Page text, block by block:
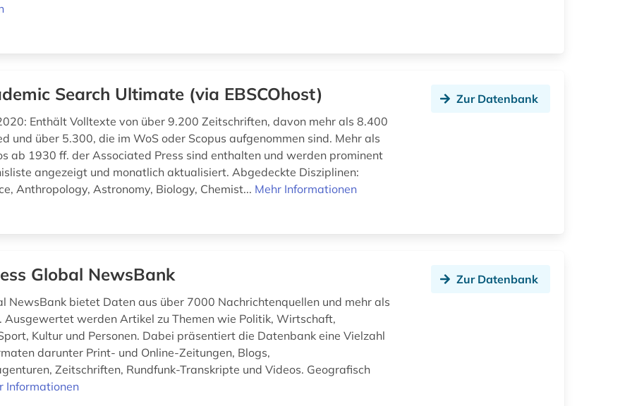
Search Ultimate (via EBSCOhost)
Enthält Volltexte von über 9.200 Zeitschriften, davon mehr als 8.400
und über 5.300, die im WoS oder Scopus aufgenommen sind. Mehr als
ab 1930 ff. der Associated Press sind enthalten und werden prominent
angezeigt und monatlich aktualisiert. Abgedeckte Disziplinen:
Anthropology, Astronomy, Biology, Chemist... Mehr Informationen
Zur Datenbank
Global NewsBank
NewsBank bietet Daten aus über 7000 Nachrichtenquellen und mehr als
Ausgewertet werden Artikel zu Themen wie Politik, Wirtschaft,
Kultur und Personen. Dabei präsentiert die Datenbank eine Vielzahl
darunter Print- und Online-Zeitungen, Blogs,
Zeitschriften, Rundfunk-Transkripte und Videos. Geografisch
Informationen
Zur Datenbank